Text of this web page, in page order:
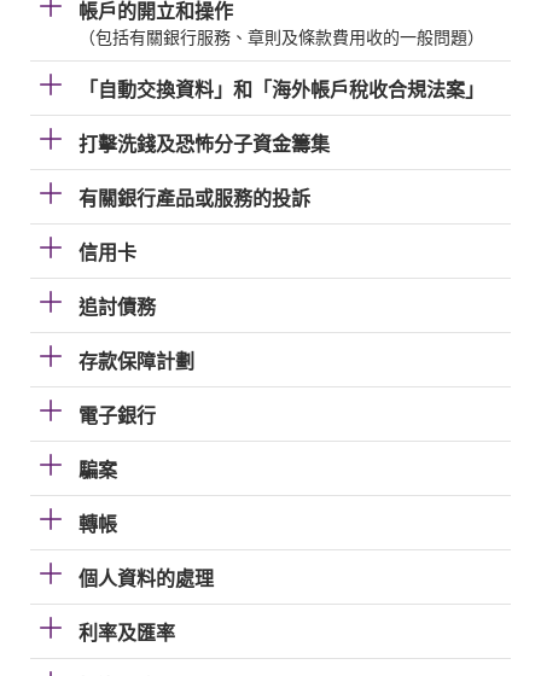
帳戶的開立和操作
（包括有關銀行服務、章則及條款費用收的一般問題）
「自動交換資料」和「海外帳戶稅收合規法案」
打擊洗錢及恐怖分子資金籌集
有關銀行產品或服務的投訴
信用卡
追討債務
存款保障計劃
電子銀行
騙案
轉帳
個人資料的處理
利率及匯率